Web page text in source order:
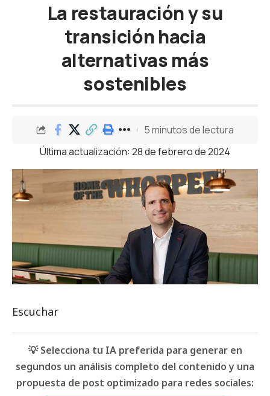
La restauración y su
transición hacia
alternativas más
sostenibles
Última actualización: 28 de febrero de 2024
5 minutos de lectura
Escuchar
💡 Selecciona tu IA preferida para generar en
segundos un análisis completo del contenido y una
propuesta de post optimizado para redes sociales: